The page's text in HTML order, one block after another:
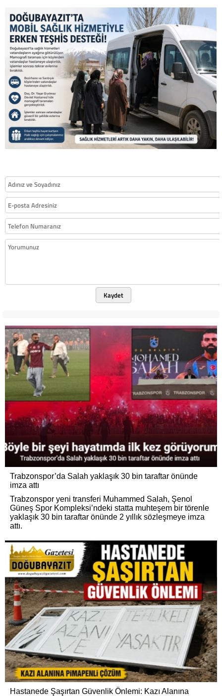
Kaydet
Trabzonspor’da Salah yaklaşık 30 bin taraftar önünde
imza attı
Trabzonspor yeni transferi Muhammed Salah, Şenol
Güneş Spor Kompleksi’ndeki statta muhteşem bir törenle
yaklaşık 30 bin taraftar önünde 2 yıllık sözleşmeye imza
attı.
Hastanede Şaşırtan Güvenlik Önlemi: Kazı Alanına